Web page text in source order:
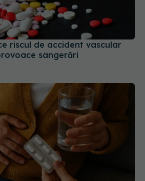
riscul de accident vascular
sângerări